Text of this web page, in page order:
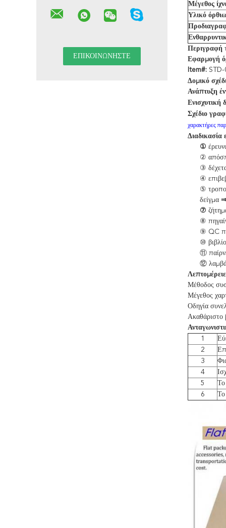
Μέγεθος
Υλικό
Περιγραφή
Εφαρμογή
Item#: STD-
Δομικό
Ανάπτυξη
Ενισχυτική
Σχέδιο
χαρακτήρες
Διαδικασία
①
②
③
④
⑤
δείγμα
⑦
⑧
⑨ QC
⑩
⑪
⑫
Μέθοδος
Μέγεθος
Οδηγία
Ακαθάριστο
1
2
3
4
5
Το
6
Το